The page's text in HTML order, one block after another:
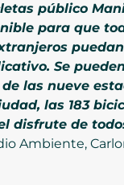
público
para que
Se
las nueve
las 183
disfrute de
Ambiente,